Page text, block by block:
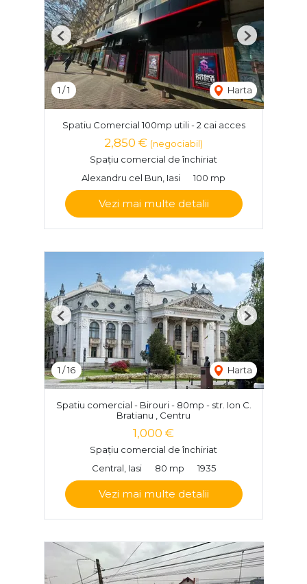
1 /1 Harta
Previous Next
Spatiu Comercial 100mp utili - 2 cai acces
2,850 € (negociabil)
Spațiu comercial de închiriat
Alexandru cel Bun, Iasi
100 mp
Vezi mai multe detalii
1 /16 Harta
Previous Next
Spatiu comercial - Birouri - 80mp - str. Ion C.
Bratianu , Centru
1,000 €
Spațiu comercial de închiriat
Central, Iasi
80 mp 1935
Vezi mai multe detalii